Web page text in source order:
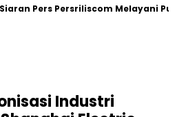
Pers Persriliscom Melayani
Industri